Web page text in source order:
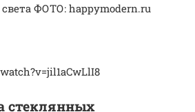
ФОТО: happymodern.ru
стеклянных